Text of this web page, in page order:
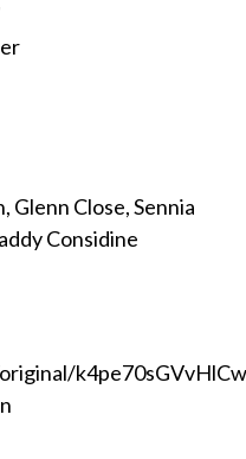
Glenn Close, Sennia
Considine